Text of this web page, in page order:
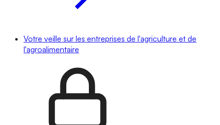
Votre veille sur les entreprises de l'agriculture et de
l'agroalimentaire